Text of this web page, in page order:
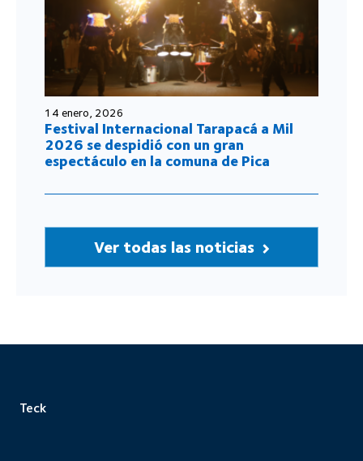
14 enero, 2026
Festival Internacional Tarapacá a Mil
2026 se despidió con un gran
espectáculo en la comuna de Pica
Ver todas las noticias
Teck